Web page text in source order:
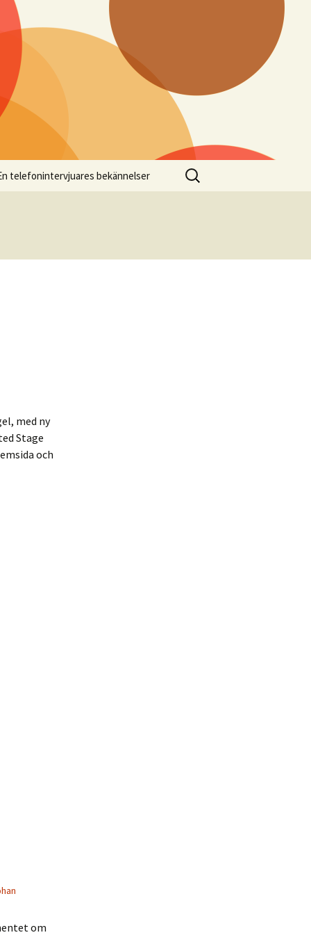
telefonintervjuares bekännelser
Sök
efter:
med ny
Stage
och
om